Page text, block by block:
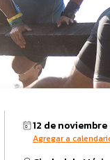
12 de
Agregar a